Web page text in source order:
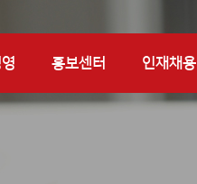
홍보센터 인재채용